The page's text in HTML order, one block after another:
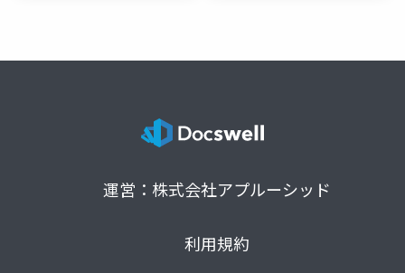
運営：株式会社アプルーシッド
利用規約